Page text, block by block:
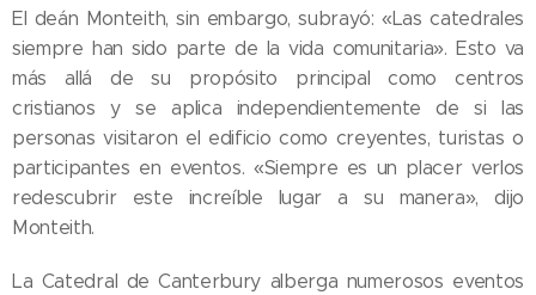
El deán Monteith, sin embargo, subrayó: «Las catedrales
siempre han sido parte de la vida comunitaria». Esto va
más allá de su propósito principal como centros
cristianos y se aplica independientemente de si las
personas visitaron el edificio como creyentes, turistas o
participantes en eventos. «Siempre es un placer verlos
redescubrir este increíble lugar a su manera», dijo
Monteith.
La Catedral de Canterbury alberga numerosos eventos